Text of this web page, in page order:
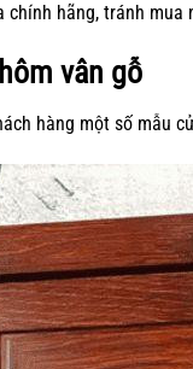
chính hãng, tránh mua
vân gỗ
hàng một số mẫu